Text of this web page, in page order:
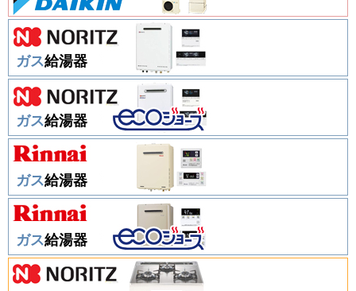
ガス給湯器
ガス給湯器
ガス給湯器
ガス給湯器